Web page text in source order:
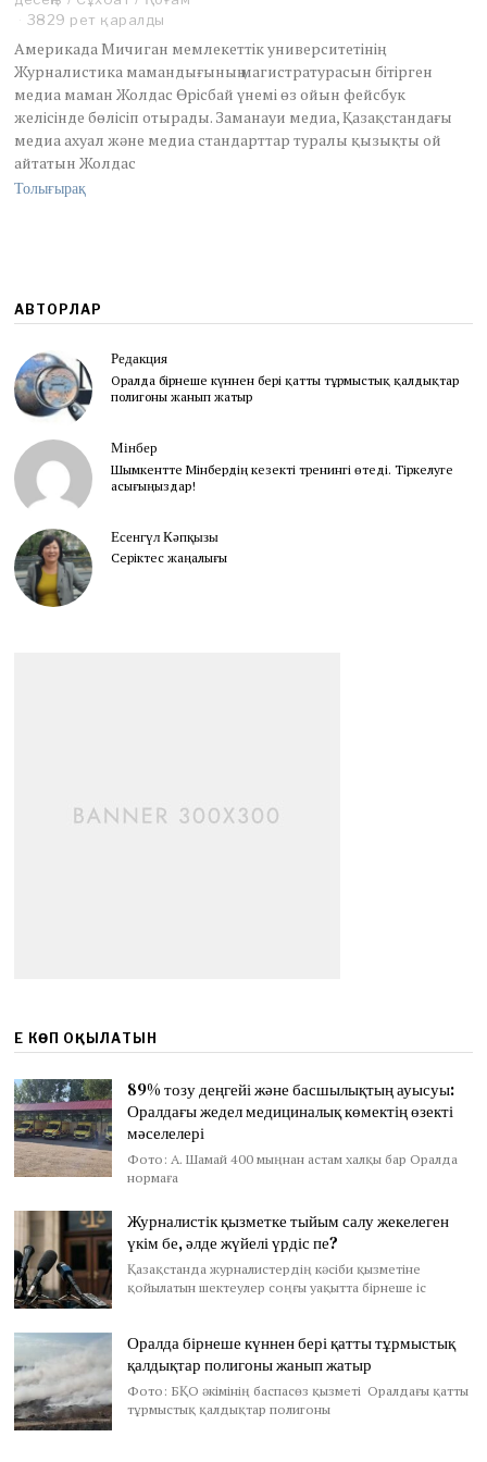
o
e
r
3
,
2
3829 рет қаралды
Америкада Мичиган мемлекеттік университетінің
Журналистика мамандығының магистратурасын бітірген
медиа маман Жолдас Өрісбай үнемі өз ойын фейсбук
желісінде бөлісіп отырады. Заманауи медиа, Қазақстандағы
медиа ахуал және медиа стандарттар туралы қызықты ой
айтатын Жолдас
Толығырақ
АВТОРЛАР
Редакция
Оралда бірнеше күннен бері қатты тұрмыстық қалдықтар
полигоны жанып жатыр
Мінбер
Шымкентте Мінбердің кезекті тренингі өтеді. Тіркелуге
асығыңыздар!
Есенгүл Кәпқызы
Серіктес жаңалығы
ЕҢ КӨП ОҚЫЛАТЫН
89% тозу деңгейі және басшылықтың ауысуы:
Оралдағы жедел медициналық көмектің өзекті
мәселелері
Фото: А. Шамай 400 мыңнан астам халқы бар Оралда
нормаға
Журналистік қызметке тыйым салу жекелеген
үкім бе, әлде жүйелі үрдіс пе?
Қазақстанда журналистердің кәсіби қызметіне
қойылатын шектеулер соңғы уақытта бірнеше іс
Оралда бірнеше күннен бері қатты тұрмыстық
қалдықтар полигоны жанып жатыр
Фото: БҚО әкімінің баспасөз қызметі Оралдағы қатты
тұрмыстық қалдықтар полигоны